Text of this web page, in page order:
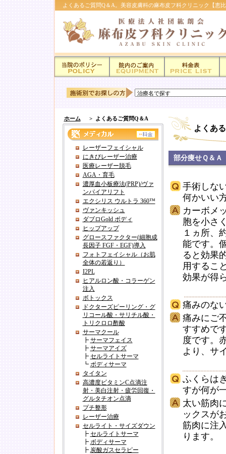
よくあるご質問Q＆A。美容皮膚科の麻布皮フ科クリニック【恵
ホーム > よくあるご質問Q＆A
レーザーフェイシャル
にきびレーザー治療
医療レーザー脱毛
AGA・育毛
濃厚血小板療法(PRP)/ヴァ
ンパイアリフト
エクシリス ウルトラ 360™
ヴァンキッシュ
ダブロGold ボディ
ヒップアップ
グロースファクター(細胞成
長因子 FGF・EGF)導入
フォトフェイシャル（お肌
全体の若返り）
I2PL
ヒアルロン酸・コラーゲン
注入
ボトックス
ドクターズピーリング・グ
リコール酸・サリチル酸・
トリクロロ酢酸
サーマクール
┣ サーマフェイス
┣ サーマアイズ
┣ セルライトサーマ
┗ ボディサーマ
タイタン
高濃度ビタミンC点滴注
射・美白注射・疲労回復・
グルタチオン点滴
プチ整形
レーザー治療
セルライト・サイズダウン
┣ セルライトサーマ
┣ ボディサーマ
┣ 炭酸ガスセラピー
よくあ
部分痩せＱ＆Ａ
手術しな
何かいい
カーボメ
胞を小さ
１ヵ所、
能です。
ると効果
用するこ
効果が得
痛みのな
痛みにご
すすめで
度です。
より、サ
ふくらは
すが何が
太い筋肉
ックスが
筋肉に注
ります。